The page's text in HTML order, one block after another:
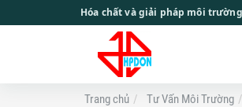
Hóa chất và giải pháp môi
Trang chủ Tư Vấn Môi Trường